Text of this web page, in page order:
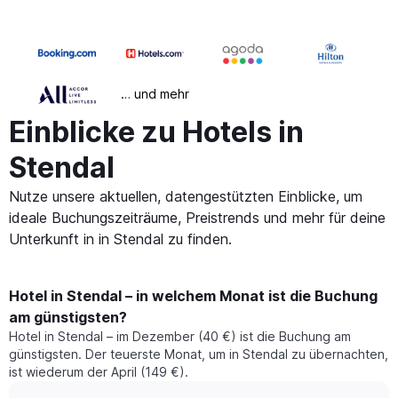
… und mehr
Einblicke zu Hotels in
Stendal
Nutze unsere aktuellen, datengestützten Einblicke, um
ideale Buchungszeiträume, Preistrends und mehr für deine
Unterkunft in in Stendal zu finden.
Hotel in Stendal – in welchem Monat ist die Buchung
am günstigsten?
Hotel in Stendal – im Dezember (40 €) ist die Buchung am
günstigsten. Der teuerste Monat, um in Stendal zu übernachten,
ist wiederum der April (149 €).